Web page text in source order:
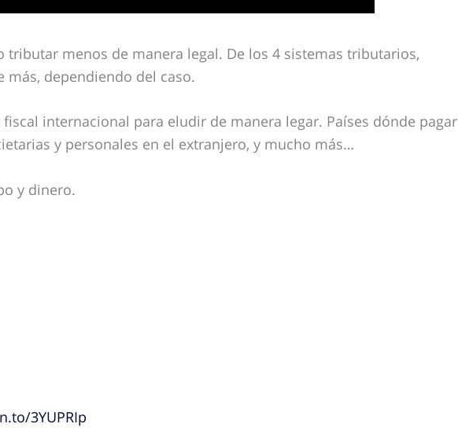
tributar menos de manera legal. De los 4 sistemas tributarios,
más, dependiendo del caso.
internacional para eludir de manera legar. Países dónde pagar
y personales en el extranjero, y mucho más…
y dinero.
3YUPRIp